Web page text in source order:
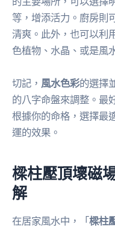
等，增添活力。廚房則
清爽。此外，也可以利
色植物、水晶、或是風
切記， 風水色彩的選擇
的八字命盤來調整。最
根據你的命格，選擇最
運的效果。
樑柱壓頂壞磁
解
在居家風水中，「樑柱